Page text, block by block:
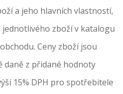
a jeho hlavních vlastností,
jednotlivého zboží v katalogu
Ceny zboží jsou
daně z přidané hodnoty
15% DPH pro spotřebitele